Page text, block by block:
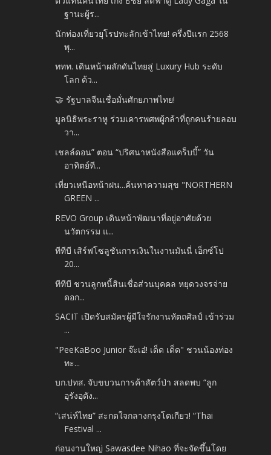
ฐานะผู้ร...
นักท่องเที่ยวยุโรปทะลักเข้าไทย! ครึ่งปีแรก 2568
พุ...
ททท. เดินหน้าผลักดันไทยสู่ Luxury Hub ระดับ
โลก ด้ว...
🤝 รัฐบาลจีนเชื่อมั่นศักยภาพไทย!
มูลนิธิพระราหู ร่วมเคารพศพผู้กล้าที่ถูกคนร้ายลอบ
วา...
เชลล์ดอน” ตอน “ปริศนาหนังสือแคร็บบี้” วัน
อาทิตย์ที...
เที่ยวเหนือหน้าฝน...ค้นหาความสุข "NORTHERN
GREEN ...
REVO Group เดินหน้าพัฒนาที่อยู่อาศัยด้วย
นวัตกรรม แ...
ทีทีบี เสิร์ฟโซลูชันการเงินในงานมันนี่ เอ็กซ์โป
20...
ทีทีบี ชวนลูกหนี้สินเชื่อส่วนบุคคล หยุดวงจรจ่าย
ดอก...
SACIT เปิดรับสมัครผู้มีใจรักงานหัตถศิลป์ เข้าร่วม
...
"PeeKaBoo Junior จ๊ะเอ๋! เด็ด เด็ด" ชวนน้องท่อง
ทะ...
บก.ปทส. จับขบวนการค้าสัตว์ป่า สลดพบ “ลูก
อุรังอุตัง...
“เสน่ห์ไทย” สะกดใจกลางกรุงโตเกียว! “Thai
Festival ...
ก่อนงานใหญ่ Sawasdee Nihao ที่จะจัดขึ้นโดย